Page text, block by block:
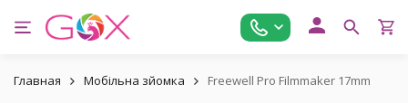
Главная Мобільна зйомка Freewell Pro Filmmaker 17mm